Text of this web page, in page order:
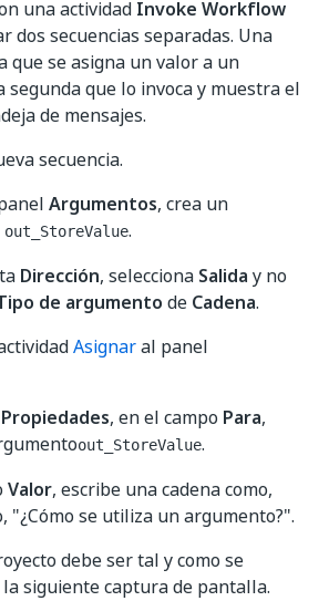
una actividad Invoke Workflow
dos secuencias separadas. Una
que se asigna un valor a un
segunda que lo invoca y muestra el
de mensajes.
secuencia.
Argumentos, crea un
out_StoreValue.
Dirección, selecciona Salida y no
de argumento de Cadena.
Asignaral panel
Propiedades, en el campo Para,
out_StoreValue.
Valor, escribe una cadena como,
"¿Cómo se utiliza un argumento?".
debe ser tal y como se
siguiente captura de pantalla.